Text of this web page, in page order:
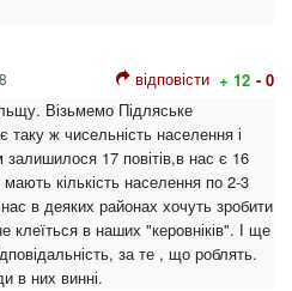
відповісти + 12 - 0
Візьмемо Підляське
ж чисельність населення і
17 повітів,в нас є 16
мають кількість населення по 2-3
в деяких районах хочуть зробити
клеїться в наших "керовніків". І ще
за те , що роблять.
в них винні.